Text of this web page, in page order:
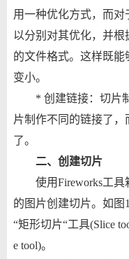
用一种优化方式，而
以分别对其优化，并根
的文件格式。这样既
变小。
* 创建链接：切片制
片制作不同的链接了
了。
二、创建切片
使用Fireworks工具
的图片创建切片。如
“矩形切片“工具(Slice
e tool)。